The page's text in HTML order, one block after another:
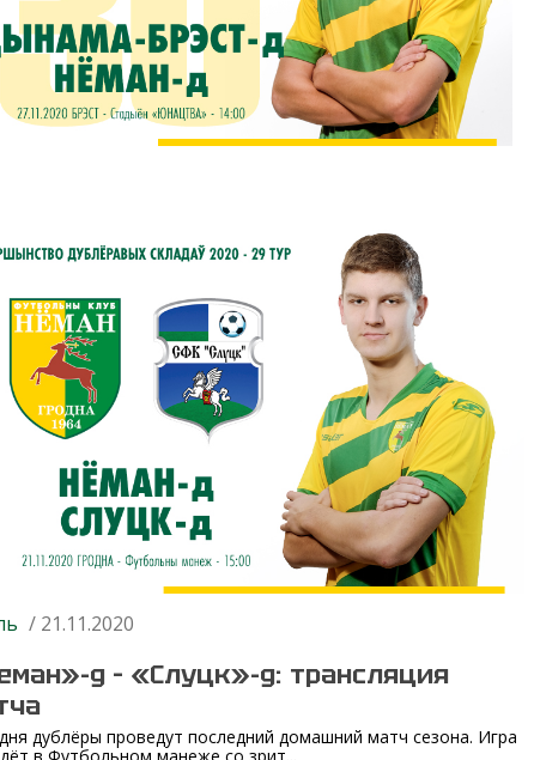
/ 21.11.2020
д – «Слуцк»-д: трансляция
дублёры проведут последний домашний матч сезона. Игра